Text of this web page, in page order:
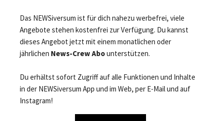
Das NEWSiversum ist für dich nahezu werbefrei, viele
Angebote stehen kostenfrei zur Verfügung. Du kannst
dieses Angebot jetzt mit einem monatlichen oder
jährlichen News-Crew Abounterstützen.
Du erhältst sofort Zugriff auf alle Funktionen und Inhalte
in der NEWSiversum App und im Web, per E-Mail und auf
Instagram!